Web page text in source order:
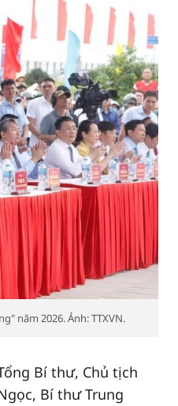
năm 2026. Ảnh: TTXVN.
Bí thư, Chủ tịch
Bí thư Trung